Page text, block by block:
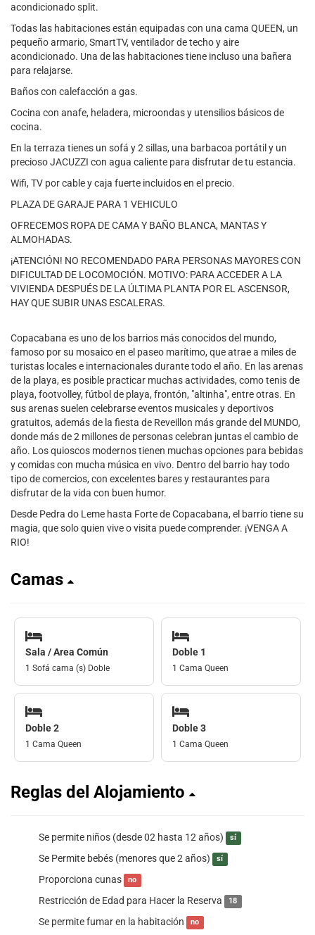
acondicionado split.
Todas las habitaciones están equipadas con una cama QUEEN, un
pequeño armario, SmartTV, ventilador de techo y aire
acondicionado. Una de las habitaciones tiene incluso una bañera
para relajarse.
Baños con calefacción a gas.
Cocina con anafe, heladera, microondas y utensilios básicos de
cocina.
En la terraza tienes un sofá y 2 sillas, una barbacoa portátil y un
precioso JACUZZI con agua caliente para disfrutar de tu estancia.
Wifi, TV por cable y caja fuerte incluidos en el precio.
PLAZA DE GARAJE PARA 1 VEHICULO
OFRECEMOS ROPA DE CAMA Y BAÑO BLANCA, MANTAS Y
ALMOHADAS.
¡ATENCIÓN! NO RECOMENDADO PARA PERSONAS MAYORES CON
DIFICULTAD DE LOCOMOCIÓN. MOTIVO: PARA ACCEDER A LA
VIVIENDA DESPUÉS DE LA ÚLTIMA PLANTA POR EL ASCENSOR,
HAY QUE SUBIR UNAS ESCALERAS.
Copacabana es uno de los barrios más conocidos del mundo,
famoso por su mosaico en el paseo marítimo, que atrae a miles de
turistas locales e internacionales durante todo el año. En las arenas
de la playa, es posible practicar muchas actividades, como tenis de
playa, footvolley, fútbol de playa, frontón, "altinha", entre otras. En
sus arenas suelen celebrarse eventos musicales y deportivos
gratuitos, además de la fiesta de Reveillon más grande del MUNDO,
donde más de 2 millones de personas celebran juntas el cambio de
año. Los quioscos modernos tienen muchas opciones para bebidas
y comidas con mucha música en vivo. Dentro del barrio hay todo
tipo de comercios, con excelentes bares y restaurantes para
disfrutar de la vida con buen humor.
Desde Pedra do Leme hasta Forte de Copacabana, el barrio tiene su
magia, que solo quien vive o visita puede comprender. ¡VENGA A
RIO!
Camas
Sala / Area Común
1 Sofá cama (s) Doble
Doble 1
1 Cama Queen
Doble 2
1 Cama Queen
Doble 3
1 Cama Queen
Reglas del Alojamiento
Se permite niños (desde 02 hasta 12 años) sí
Se Permite bebés (menores que 2 años) sí
Proporciona cunas no
Restricción de Edad para Hacer la Reserva 18
Se permite fumar en la habitación no